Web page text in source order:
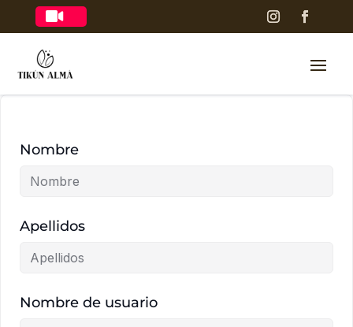

Nombre
Apellidos
Nombre de usuario